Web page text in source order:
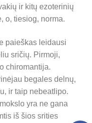
ir kitų ezoterinių
o, tiesiog, norma.
paieškas leidausi
sričių. Pirmoji,
chiromantija.
begales delnų,
ir taip nebeatlipo.
yra ne gana
iš šios srities